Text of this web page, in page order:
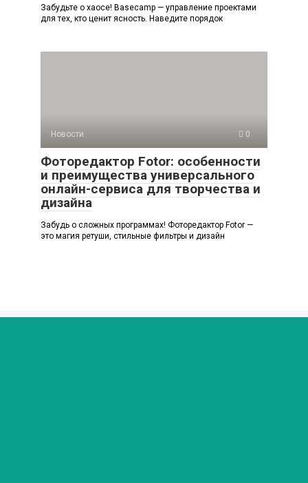
Забудьте о хаосе! Basecamp — управление проектами
для тех, кто ценит ясность. Наведите порядок
Новости 0
Фоторедактор Fotor: особенности
и преимущества универсального
онлайн-сервиса для творчества и
дизайна
Забудь о сложных программах! Фоторедактор Fotor —
это магия ретуши, стильные фильтры и дизайн